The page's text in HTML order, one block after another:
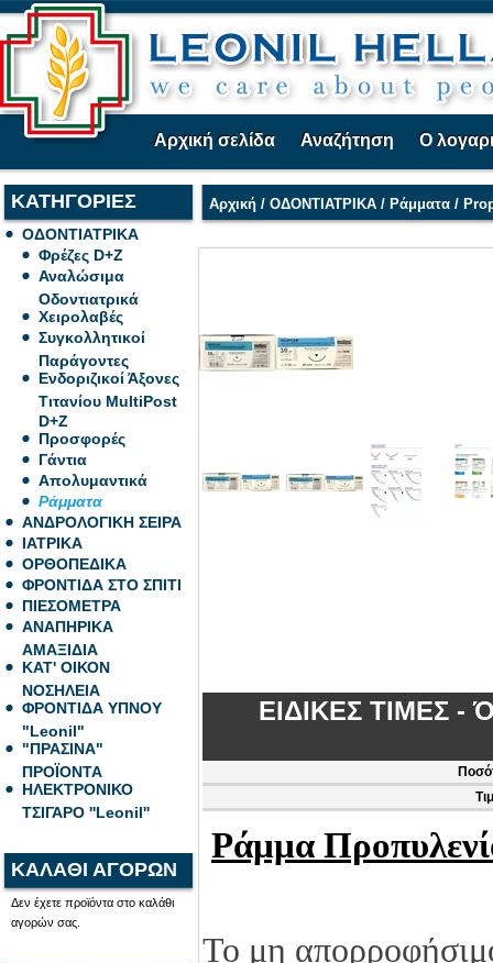
Αρχική σελίδα Αναζήτηση Ο
ΚΑΤΗΓΟΡΙΕΣ
ΟΔΟΝΤΙΑΤΡΙΚΑ
Φρέζες D+Z
Αναλώσιμα
Οδοντιατρικά
Χειρολαβές
Συγκολλητικοί
Παράγοντες
Ενδοριζικοί Άξονες
Τιτανίου MultiPost
D+Z
Προσφορές
Γάντια
Απολυμαντικά
Ράμματα
ΑΝΔΡΟΛΟΓΙΚΗ ΣΕΙΡΑ
ΙΑΤΡΙΚΑ
ΟΡΘΟΠΕΔΙΚΑ
ΦΡΟΝΤΙΔΑ ΣΤΟ ΣΠΙΤΙ
ΠΙΕΣΟΜΕΤΡΑ
ΑΝΑΠΗΡΙΚΑ
ΑΜΑΞΙΔΙΑ
ΚΑΤ' ΟΙΚΟΝ
ΝΟΣΗΛΕΙΑ
ΦΡΟΝΤΙΔΑ ΥΠΝΟΥ
"Leonil"
"ΠΡΑΣΙΝΑ"
ΠΡΟΪΟΝΤΑ
ΗΛΕΚΤΡΟΝΙΚΟ
ΤΣΙΓΑΡΟ ''Leonil''
ΚΑΛΑΘΙ ΑΓΟΡΩΝ
Δεν έχετε προϊόντα στο καλάθι
αγορών σας.
Αρχική / ΟΔΟΝΤΙΑΤΡΙΚΑ / Ράμματα /
ΕΙΔΙΚΕΣ ΤΙΜΕΣ -
Ράμμα
Το μη